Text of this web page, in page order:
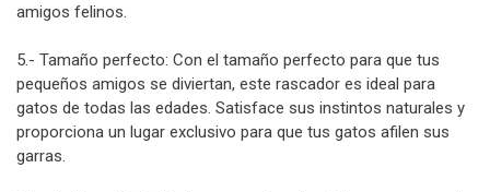
amigos felinos.
5.- Tamaño perfecto: Con el tamaño perfecto para que tus
pequeños amigos se diviertan, este rascador es ideal para
gatos de todas las edades. Satisface sus instintos naturales y
proporciona un lugar exclusivo para que tus gatos afilen sus
garras.